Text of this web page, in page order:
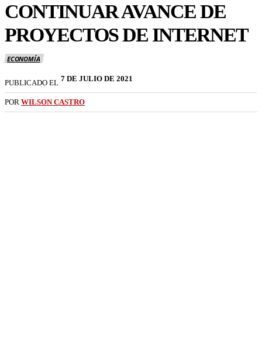
CONTINUAR AVANCE DE
PROYECTOS DE INTERNET
ECONOMÍA
PUBLICADO EL 7 DE JULIO DE 2021
POR WILSON CASTRO